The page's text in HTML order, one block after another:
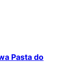
Pasta do